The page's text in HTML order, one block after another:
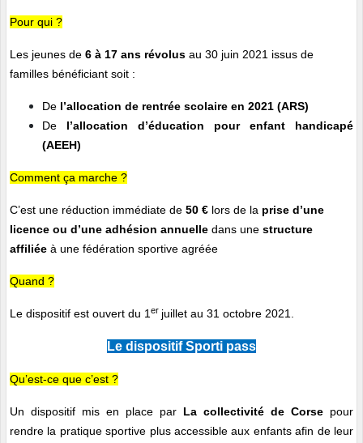
Pour qui ?
Les jeunes de 6 à 17 ans révolus au 30 juin 2021 issus de
familles bénéficiant soit :
De l’allocation de rentrée scolaire en 2021 (ARS)
De l’allocation d’éducation pour enfant handicapé
(AEEH)
Comment ça marche ?
C’est une réduction immédiate de 50 € lors de la prise d’une
licence ou d’une adhésion annuelle dans une structure
affiliée à une fédération sportive agréée
Quand ?
Le dispositif est ouvert du 1 er juillet au 31 octobre 2021.
Le dispositif Sporti pass
Qu’est-ce que c’est ?
Un dispositif mis en place par La collectivité de Corse pour
rendre la pratique sportive plus accessible aux enfants afin de leur